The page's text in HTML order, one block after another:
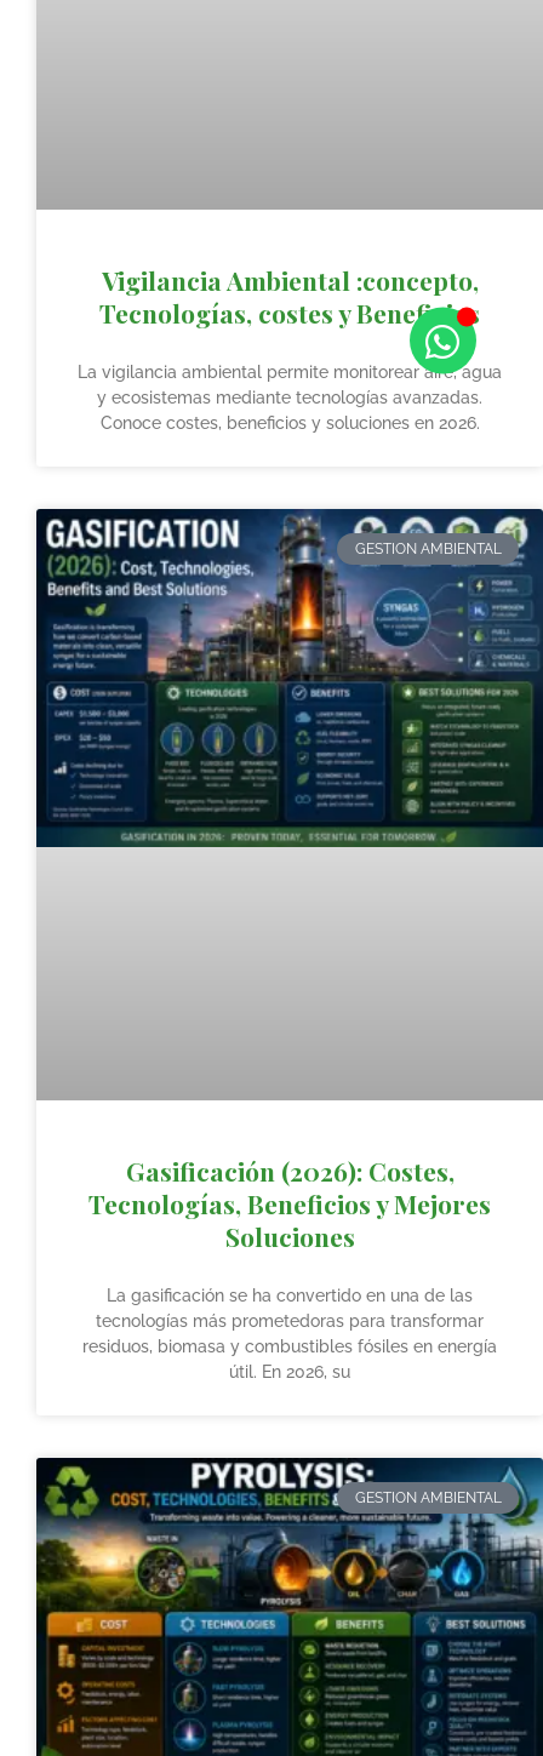
Vigilancia Ambiental :concepto,
Tecnologías, costes y Beneficios
La vigilancia ambiental permite monitorear aire, agua
y ecosistemas mediante tecnologías avanzadas.
Conoce costes, beneficios y soluciones en 2026.
GESTION AMBIENTAL
Gasificación (2026): Costes,
Tecnologías, Beneficios y Mejores
Soluciones
La gasificación se ha convertido en una de las
tecnologías más prometedoras para transformar
residuos, biomasa y combustibles fósiles en energía
útil. En 2026, su
GESTION AMBIENTAL